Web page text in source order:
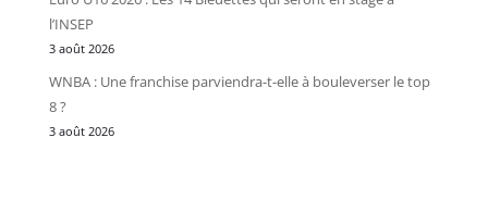
l’INSEP
3 août 2026
WNBA : Une franchise parviendra-t-elle à bouleverser le top
8 ?
3 août 2026